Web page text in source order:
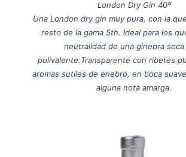
London Dry Gin 40º
Una London dry gin muy pura, con la
resto de la gama 5th. Ideal para los
neutralidad de una ginebra seca
polivalente.Transparente con ribetes
aromas sutiles de enebro, en boca
alguna nota amarga.